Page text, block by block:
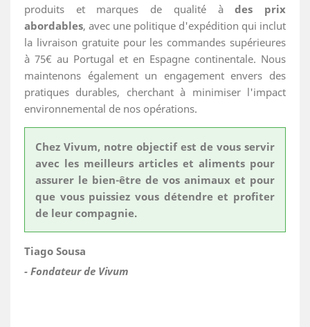
produits et marques de qualité àdes prix
abordables, avec une politique d'expédition qui inclut
la livraison gratuite pour les commandes supérieures
à 75€ au Portugal et en Espagne continentale. Nous
maintenons également un engagement envers des
pratiques durables, cherchant à minimiser l'impact
environnemental de nos opérations.
Chez Vivum, notre objectif est de vous servir
avec les meilleurs articles et aliments pour
assurer le bien-être de vos animaux et pour
que vous puissiez vous détendre et profiter
de leur compagnie.
Tiago Sousa
- Fondateur de Vivum